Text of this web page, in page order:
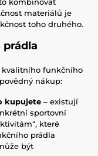
materiálů je
toho druhého.
kvalitního funkčního
nákup:
kupujete – existují
sportovní
které
prádla
být